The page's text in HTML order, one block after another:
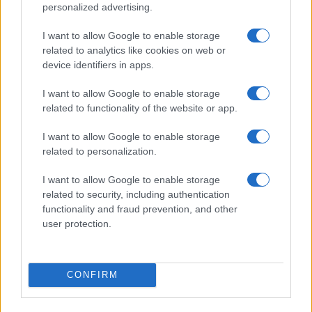
personalized advertising.
I want to allow Google to enable storage
related to analytics like cookies on web or
device identifiers in apps.
I want to allow Google to enable storage
related to functionality of the website or app.
I want to allow Google to enable storage
related to personalization.
I want to allow Google to enable storage
related to security, including authentication
functionality and fraud prevention, and other
user protection.
CONFIRM
Z vlakom po Koroški: Manj
115.000 evrov sredstev
vrača Dežela škratov
podtaknjenih požarov pozivi
občanom k takojšnjemu
Obvestila
Izklop elektrike: 424. Nadzorništvo Vuzenica - Območje Orlice
Izklop elektrike: 423. Nadzorništvo Vuzenica - Območje Mute
pred 19 urami